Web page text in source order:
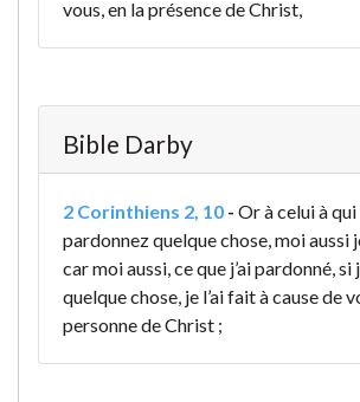
vous, en la présence de Christ,
Bible Darby
2 Corinthiens 2, 10 - Or à celui à qui
pardonnez quelque chose, moi aussi
car moi aussi, ce que j’ai pardonné, si
quelque chose, je l’ai fait à cause de
personne de Christ ;